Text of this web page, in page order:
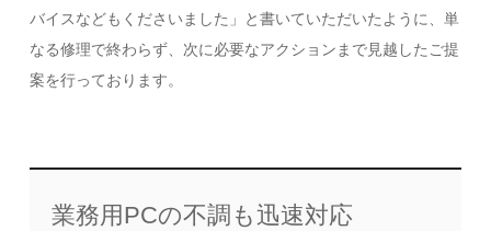
バイスなどもくださいました」と書いていただいたように、単
なる修理で終わらず、次に必要なアクションまで見越したご提
案を行っております。
業務用PCの不調も迅速対応